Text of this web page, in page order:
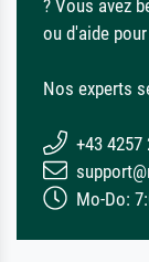
? Vous avez
ou d'aide
Nos experts
+43 4257
Mo-Do: